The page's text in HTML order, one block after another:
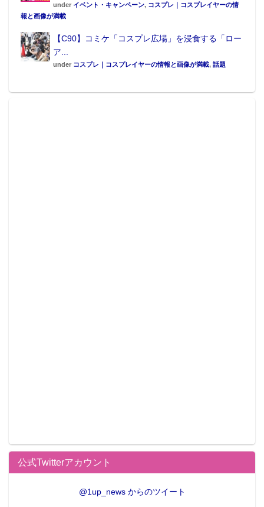
under イベント・キャンペーン, コスプレ｜コスプレイヤーの情
報と画像が満載
【C90】コミケ「コスプレ広場」を浸食する「ロー
ア...
under コスプレ｜コスプレイヤーの情報と画像が満載, 話題
公式Twitterアカウント
@1up_news からのツイート